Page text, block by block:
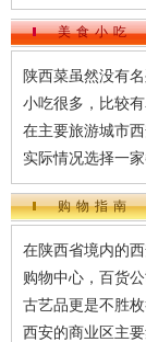
美食小吃
陕西菜虽然没有
小吃很多，比较
在主要旅游城市
实际情况选择一家
购物指南
在陕西省境内的
购物中心，百货
古艺品更是不胜
西安的商业区主